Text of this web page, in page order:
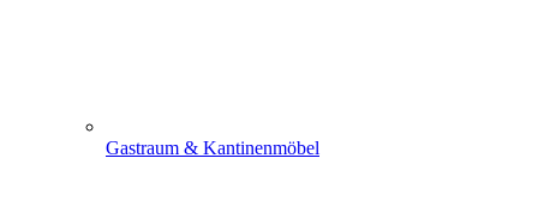
Gastraum & Kantinenmöbel